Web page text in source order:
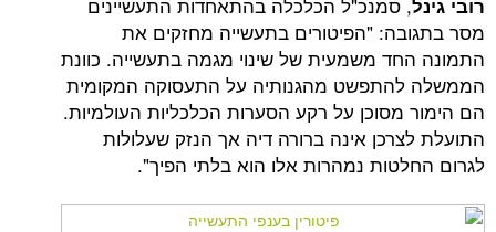
"הפיטורים בתעשייה מחזקים את
משמעית של שינוי מגמה בתעשייה. כוונת
מהגנותיה על התעסוקה המקומית
על רקע הסערות הכלכליות העולמיות.
אינה ברורה דיה אך הנזק שעלולות
נמהרות אלו הוא בלתי הפיך".